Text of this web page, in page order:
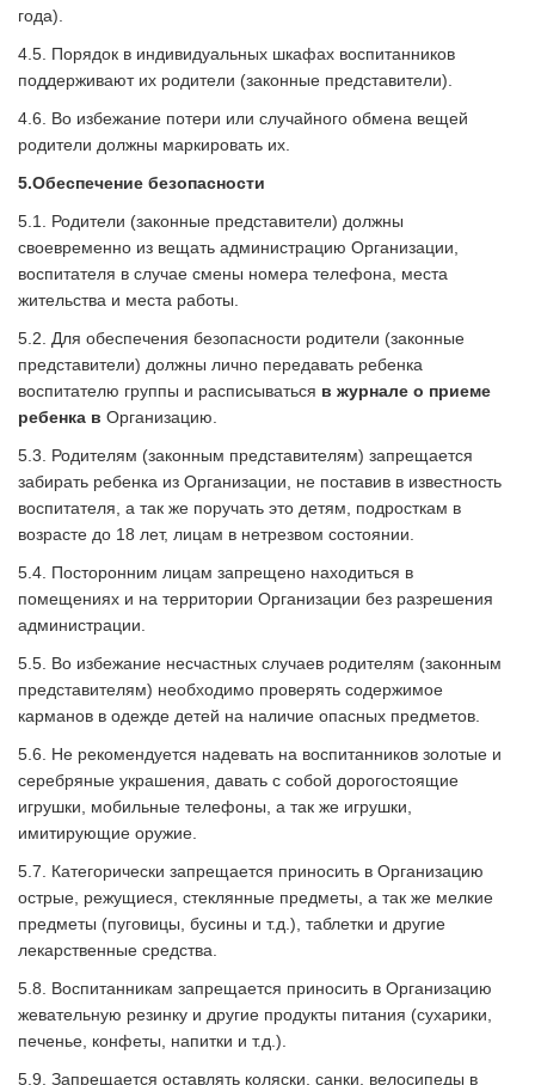
года).
4.5. Порядок в индивидуальных шкафах воспитанников
поддерживают их родители (законные представители).
4.6. Во избежание потери или случайного обмена вещей
родители должны маркировать их.
5.Обеспечение безопасности
5.1. Родители (законные представители) должны
своевременно из вещать администрацию Организации,
воспитателя в случае смены номера телефона, места
жительства и места работы.
5.2. Для обеспечения безопасности родители (законные
представители) должны лично передавать ребенка
воспитателю группы и расписываться в журнале о приеме
ребенка в Организацию.
5.3. Родителям (законным представителям) запрещается
забирать ребенка из Организации, не поставив в известность
воспитателя, а так же поручать это детям, подросткам в
возрасте до 18 лет, лицам в нетрезвом состоянии.
5.4. Посторонним лицам запрещено находиться в
помещениях и на территории Организации без разрешения
администрации.
5.5. Во избежание несчастных случаев родителям (законным
представителям) необходимо проверять содержимое
карманов в одежде детей на наличие опасных предметов.
5.6. Не рекомендуется надевать на воспитанников золотые и
серебряные украшения, давать с собой дорогостоящие
игрушки, мобильные телефоны, а так же игрушки,
имитирующие оружие.
5.7. Категорически запрещается приносить в Организацию
острые, режущиеся, стеклянные предметы, а так же мелкие
предметы (пуговицы, бусины и т.д.), таблетки и другие
лекарственные средства.
5.8. Воспитанникам запрещается приносить в Организацию
жевательную резинку и другие продукты питания (сухарики,
печенье, конфеты, напитки и т.д.).
5.9. Запрещается оставлять коляски, санки, велосипеды в